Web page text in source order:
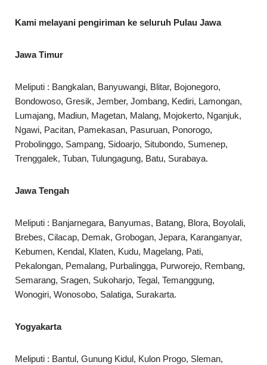
Kami melayani pengiriman ke seluruh Pulau Jawa
Jawa Timur
Meliputi : Bangkalan, Banyuwangi, Blitar, Bojonegoro,
Bondowoso, Gresik, Jember, Jombang, Kediri, Lamongan,
Lumajang, Madiun, Magetan, Malang, Mojokerto, Nganjuk,
Ngawi, Pacitan, Pamekasan, Pasuruan, Ponorogo,
Probolinggo, Sampang, Sidoarjo, Situbondo, Sumenep,
Trenggalek, Tuban, Tulungagung, Batu, Surabaya.
Jawa Tengah
Meliputi : Banjarnegara, Banyumas, Batang, Blora, Boyolali,
Brebes, Cilacap, Demak, Grobogan, Jepara, Karanganyar,
Kebumen, Kendal, Klaten, Kudu, Magelang, Pati,
Pekalongan, Pemalang, Purbalingga, Purworejo, Rembang,
Semarang, Sragen, Sukoharjo, Tegal, Temanggung,
Wonogiri, Wonosobo, Salatiga, Surakarta.
Yogyakarta
Meliputi : Bantul, Gunung Kidul, Kulon Progo, Sleman,